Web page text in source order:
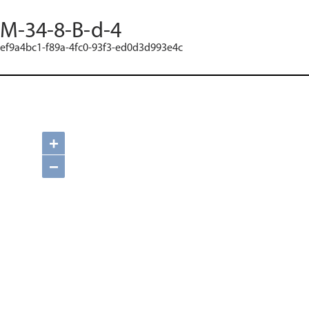
M-34-8-B-d-4
ef9a4bc1-f89a-4fc0-93f3-ed0d3d993e4c
+
−